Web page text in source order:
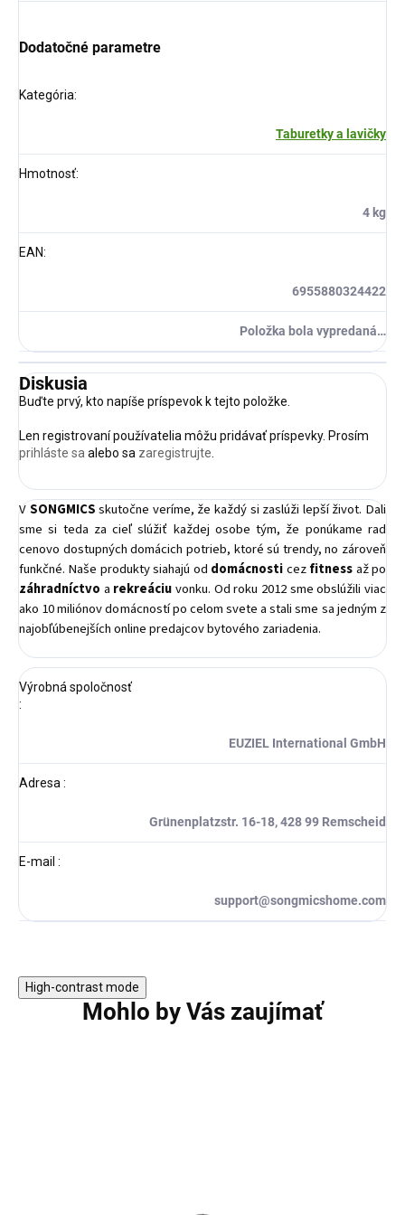
Dodatočné parametre
Kategória:
Taburetky a lavičky
Hmotnosť:
4 kg
EAN:
6955880324422
Položka bola vypredaná…
Diskusia
Buďte prvý, kto napíše príspevok k tejto položke.
Len registrovaní používatelia môžu pridávať príspevky. Prosím
prihláste sa alebo sa zaregistrujte
VSONGMICSskutočne veríme, že každý si zaslúži lepší život. Dali
sme si teda za cieľ slúžiť každej osobe tým, že ponúkame rad
cenovo dostupných domácich potrieb, ktoré sú trendy, no zároveň
funkčné. Naše produkty siahajú od domácnosticezfitnessaž po
záhradníctvo a rekreáciuvonku. Od roku 2012 sme obslúžili viac
ako 10 miliónov domácností po celom svete a stali sme sa jedným z
najobľúbenejších online predajcov bytového zariadenia.
Výrobná spoločnosť
:
EUZIEL International GmbH
Adresa :
Grünenplatzstr. 16-18, 428 99 Remscheid
E-mail :
support@songmicshome.com
High-contrast mode
Mohlo by Vás zaujímať